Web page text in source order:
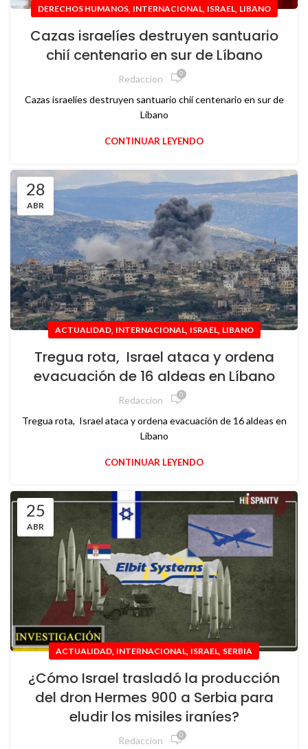
DERECHOS HUMANOS, INTERNACIONAL, ISRAEL, LIBANO
Cazas israelíes destruyen santuario
chií centenario en sur de Líbano
Redaccion 0
Cazas israelíes destruyen santuario chií centenario en sur de
Líbano
CONTINUAR LEYENDO
28
ABR
ACTUALIDAD, INTERNACIONAL, ISRAEL, LIBANO
Tregua rota, Israel ataca y ordena
evacuación de 16 aldeas en Líbano
Redaccion 0
Tregua rota, Israel ataca y ordena evacuación de 16 aldeas en
Líbano
CONTINUAR LEYENDO
25
ABR
ACTUALIDAD, INTERNACIONAL, ISRAEL, SERBIA
¿Cómo Israel trasladó la producción
del dron Hermes 900 a Serbia para
eludir los misiles iraníes?
Redaccion 0